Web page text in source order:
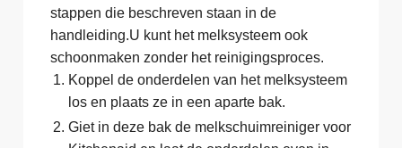
stappen die beschreven staan in de
handleiding.U kunt het melksysteem ook
schoonmaken zonder het reinigingsproces.
Koppel de onderdelen van het melksysteem
los en plaats ze in een aparte bak.
Giet in deze bak de melkschuimreiniger voor